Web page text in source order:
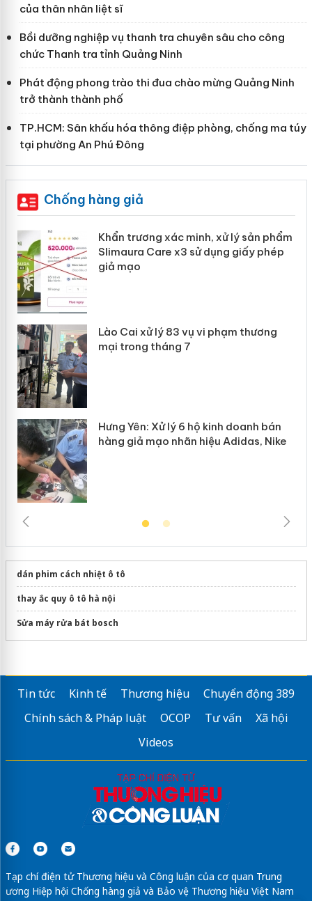
của thân nhân liệt sĩ
Bồi dưỡng nghiệp vụ thanh tra chuyên sâu cho công
chức Thanh tra tỉnh Quảng Ninh
Phát động phong trào thi đua chào mừng Quảng Ninh
trở thành thành phố
TP.HCM: Sân khấu hóa thông điệp phòng, chống ma túy
tại phường An Phú Đông
Chống hàng giả
Khẩn trương xác minh, xử lý sản phẩm
Slimaura Care x3 sử dụng giấy phép
giả mạo
Lào Cai xử lý 83 vụ vi phạm thương
mại trong tháng 7
Hưng Yên: Xử lý 6 hộ kinh doanh bán
hàng giả mạo nhãn hiệu Adidas, Nike
dán phim cách nhiệt ô tô
thay ắc quy ô tô hà nội
Sửa máy rửa bát bosch
Tin tức Kinh tế Thương hiệu
Chuyển động 389
Chính sách & Pháp luật
OCOP Tư vấn
Xã hội
Videos
Tạp chí điện tử Thương hiệu và Công luận của cơ quan Trung
ương Hiệp hội Chống hàng giả và Bảo vệ Thương hiệu Việt Nam